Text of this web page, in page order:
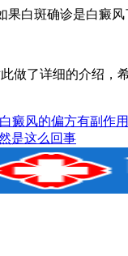
斑确诊是白癜风
了详细的介绍，希
癜风的偏方有副作
是这么回事